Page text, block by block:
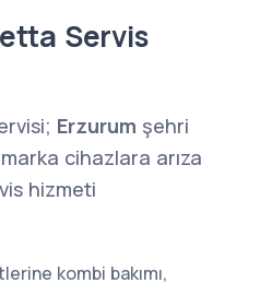
Servis
Erzurum şehri
marka cihazlara arıza
hizmeti
kombi bakımı,